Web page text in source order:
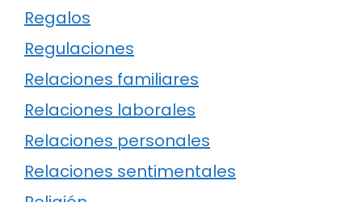
Regalos
Regulaciones
Relaciones familiares
Relaciones laborales
Relaciones personales
Relaciones sentimentales